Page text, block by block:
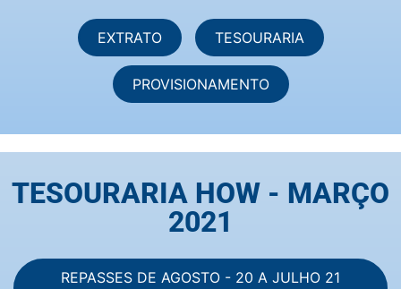
EXTRATO TESOURARIA
PROVISIONAMENTO
TESOURARIA HOW - MARÇO
2021
REPASSES DE AGOSTO - 20 A JULHO 21